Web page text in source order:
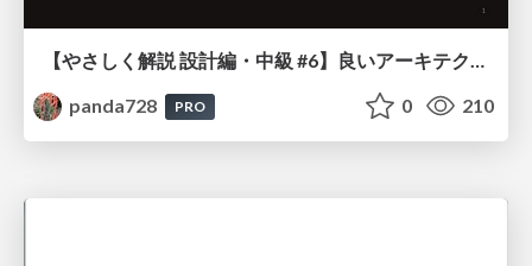
【やさしく解説 設計編・中級 #6】良いアーキテクチャとは ～ 一本の登り道の、行き先 ～
panda728
PRO 0 210